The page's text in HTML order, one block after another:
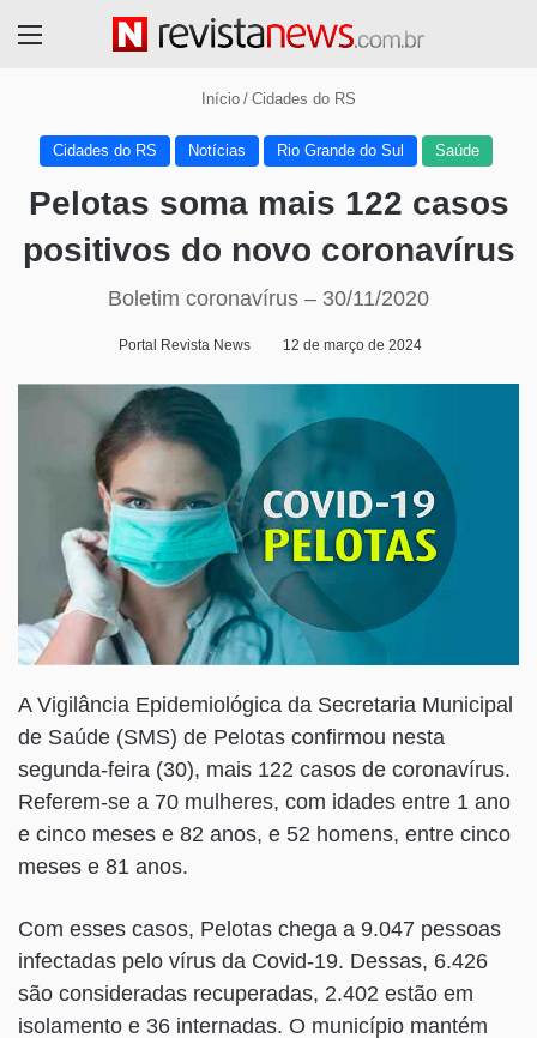
Início / Cidades do RS
Cidades do RS Notícias Rio Grande do Sul Saúde
Pelotas soma mais 122 casos
positivos do novo coronavírus
Boletim coronavírus – 30/11/2020
Portal Revista News 12 de março de 2024
A Vigilância Epidemiológica da Secretaria Municipal
de Saúde (SMS) de Pelotas confirmou nesta
segunda-feira (30), mais 122 casos de coronavírus.
Referem-se a 70 mulheres, com idades entre 1 ano
e cinco meses e 82 anos, e 52 homens, entre cinco
meses e 81 anos.
Com esses casos, Pelotas chega a 9.047 pessoas
infectadas pelo vírus da Covid-19. Dessas, 6.426
são consideradas recuperadas, 2.402 estão em
isolamento e 36 internadas. O município mantém